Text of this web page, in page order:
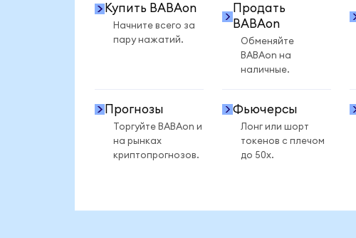
Купить BABAon
Начните всего за
пару нажатий.
Продать
BABAon
Обменяйте
BABAon на
наличные.
Прогнозы
Торгуйте BABAon и
на рынках
криптопрогнозов.
Фьючерсы
Лонг или шорт
токенов с плечом
до 50x.